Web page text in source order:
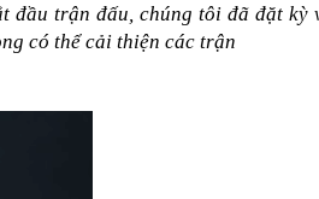
đầu trận đấu, chúng tôi đã đặt kỳ
có thể cải thiện các trận